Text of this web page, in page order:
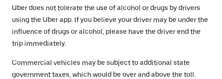
Uber does not tolerate the use of alcohol or drugs by drivers
using the Uber app. If you believe your driver may be under the
influence of drugs or alcohol, please have the driver end the
trip immediately.
Commercial vehicles may be subject to additional state
government taxes, which would be over and above the toll.